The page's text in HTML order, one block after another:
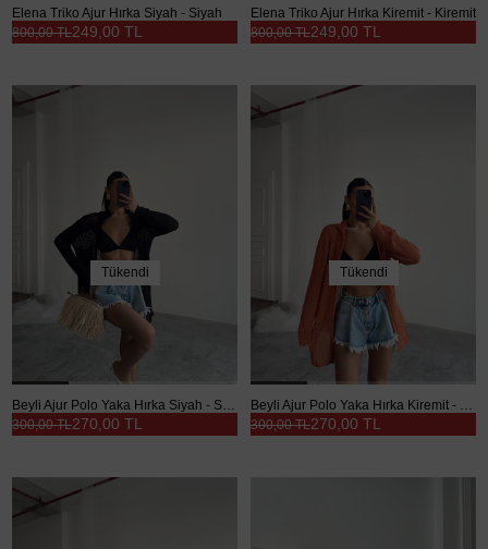
Elena Triko Ajur Hırka Siyah - Siyah
249,00 TL
800,00 TL
Elena Triko Ajur Hırka Kiremit - Kiremit
249,00 TL
800,00 TL
Tükendi
Beyli Ajur Polo Yaka Hırka Siyah - Siyah
270,00 TL
300,00 TL
Tükendi
Beyli Ajur Polo Yaka Hırka Kiremit - Kiremit
270,00 TL
300,00 TL